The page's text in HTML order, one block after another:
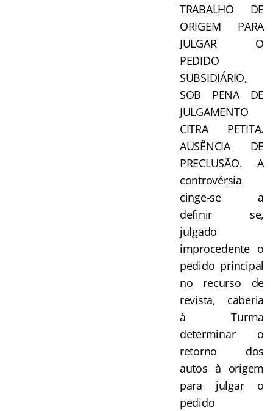
TRABALHO DE
ORIGEM PARA
JULGAR O
PEDIDO
SUBSIDIÁRIO,
SOB PENA DE
JULGAMENTO
CITRA PETITA.
AUSÊNCIA DE
PRECLUSÃO. A
controvérsia
cinge-se a
definir se,
julgado
improcedente o
pedido principal
no recurso de
revista, caberia
à Turma
determinar o
retorno dos
autos à origem
para julgar o
pedido